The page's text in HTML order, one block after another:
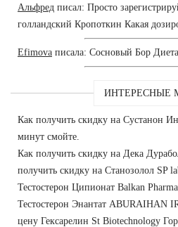
Альфред писал: Просто
голландский Кропоткин Какая
Efimova писала: Сосновый Бор
ИНТЕРЕСНЫЕ
Как получить скидку на Сустанон
минут смойте.
Как получить скидку на Дека
получить скидку на Станозолол SP
Тестостерон Ципионат Balkan
Тестостерон Энантат ABURAIHAN
цену Гексарелин St Biotechnology